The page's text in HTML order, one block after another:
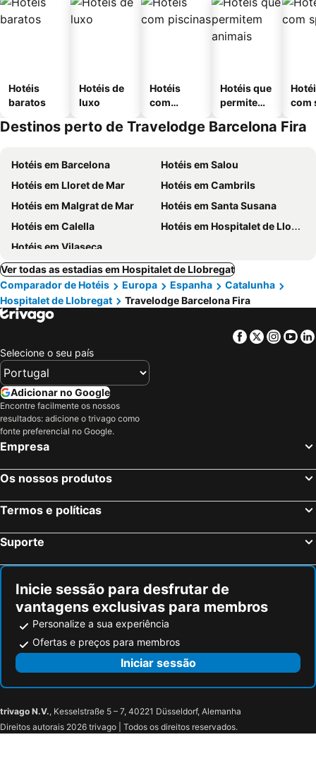
Hotéis
baratos
Hotéis de
luxo
Hotéis
com
Hotéis que
permitem
com
Destinos perto de Travelodge Barcelona Fira
Hotéis em Barcelona
Hotéis em Salou
Hotéis em Lloret de Mar
Hotéis em Cambrils
Hotéis em Malgrat de Mar
Hotéis em Santa Susana
Hotéis em Calella
Hotéis em Hospitalet de Llobregat
Hotéis em Vilaseca
Ver todas as estadias em Hospitalet de Llobregat
Comparador de Hotéis
Europa Espanha
Catalunha
Hospitalet de Llobregat
Travelodge Barcelona Fira
Facebook
Twitter
Selecione o seu país
Adicionar no Google
Encontre facilmente os nossos
resultados: adicione o trivago como
fonte preferencial no Google.
Empresa
Os nossos produtos
Termos e políticas
Suporte
Inicie sessão para desfrutar de
vantagens exclusivas para membros
Personalize a sua experiência
Ofertas e preços para membros
Iniciar sessão
trivago N.V., Kesselstraße 5 – 7, 40221 Düsseldorf, Alemanha
Direitos autorais 2026 trivago | Todos os direitos reservados.